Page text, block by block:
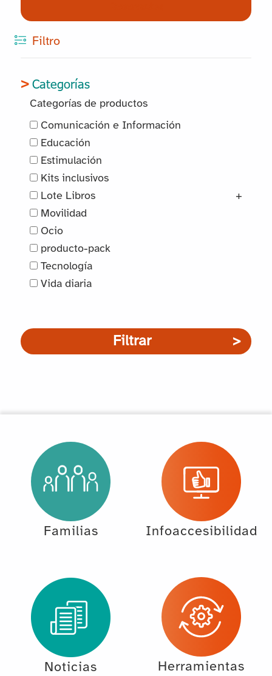
Filtro
Categorías
Categorías de productos
Comunicación e Información
Educación
Estimulación
Kits inclusivos
Lote Libros
+
Movilidad
Ocio
producto-pack
Tecnología
Vida diaria
Filtrar
Familias Infoaccesibilidad
Noticias Herramientas